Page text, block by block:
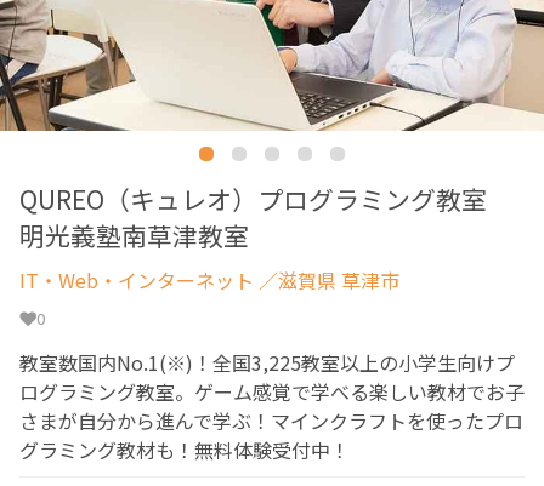
QUREO（キュレオ）プログラミング教室
明光義塾南草津教室
IT・Web・インターネット ／滋賀県 草津市
0
教室数国内No.1(※)！全国3,225教室以上の小学生向けプ
ログラミング教室。ゲーム感覚で学べる楽しい教材でお子
さまが自分から進んで学ぶ！マインクラフトを使ったプロ
グラミング教材も！無料体験受付中！